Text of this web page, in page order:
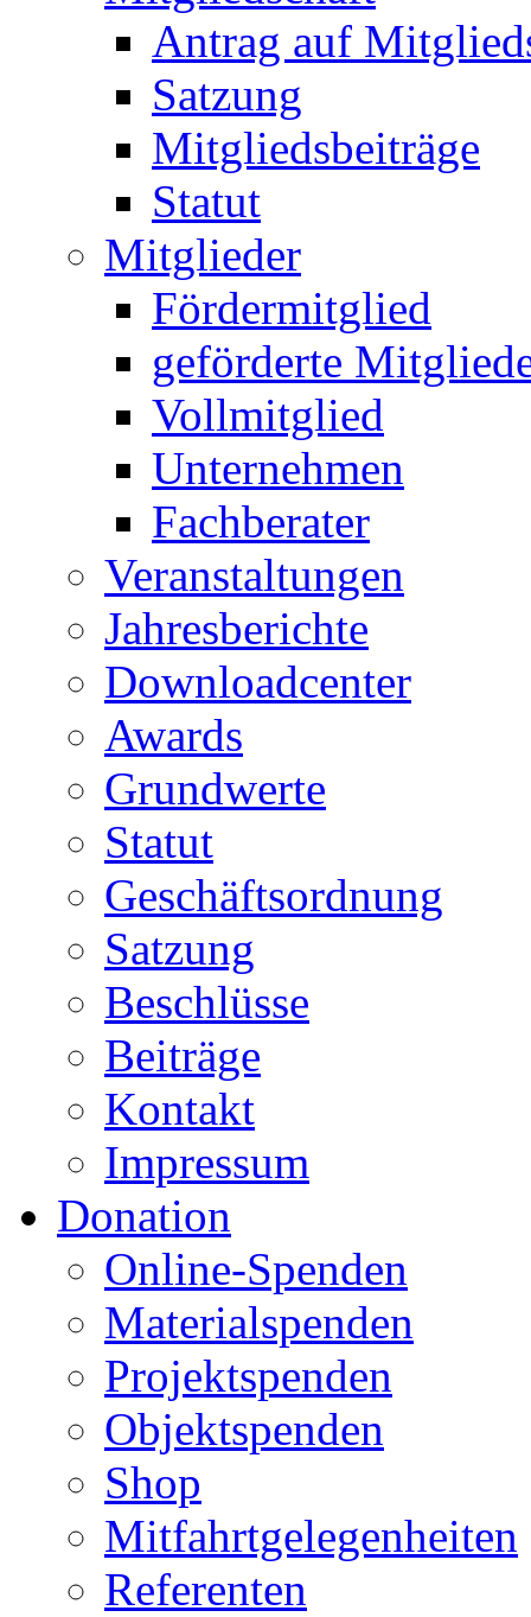
Antrag auf
Satzung
Mitgliedsbeiträge
Statut
Mitglieder
Fördermitglied
geförderte
Vollmitglied
Unternehmen
Fachberater
Veranstaltungen
Jahresberichte
Downloadcenter
Awards
Grundwerte
Statut
Geschäftsordnung
Satzung
Beschlüsse
Beiträge
Kontakt
Impressum
Donation
Online-Spenden
Materialspenden
Projektspenden
Objektspenden
Shop
Mitfahrtgelegenheiten
Referenten